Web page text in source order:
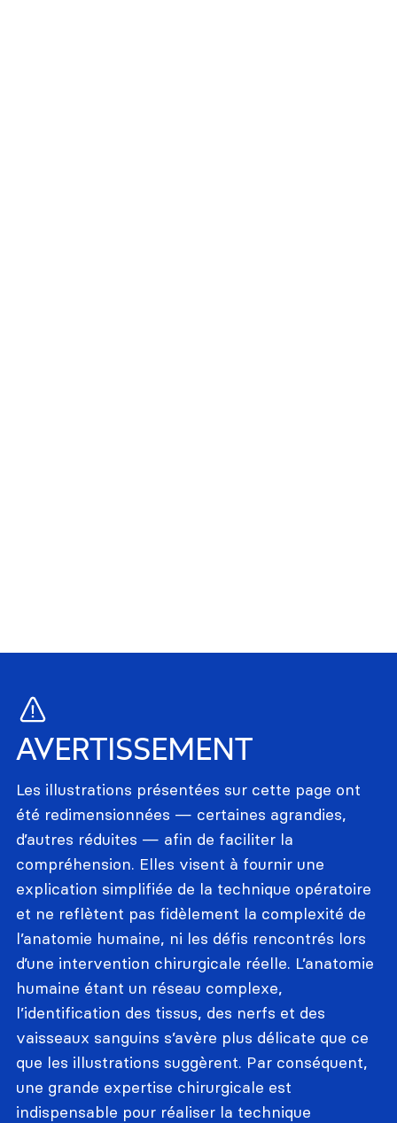
AVERTISSEMENT
Les illustrations présentées sur cette page ont
été redimensionnées — certaines agrandies,
d’autres réduites — afin de faciliter la
compréhension. Elles visent à fournir une
explication simplifiée de la technique opératoire
et ne reflètent pas fidèlement la complexité de
l’anatomie humaine, ni les défis rencontrés lors
d’une intervention chirurgicale réelle. L’anatomie
humaine étant un réseau complexe,
l’identification des tissus, des nerfs et des
vaisseaux sanguins s’avère plus délicate que ce
que les illustrations suggèrent. Par conséquent,
une grande expertise chirurgicale est
indispensable pour réaliser la technique